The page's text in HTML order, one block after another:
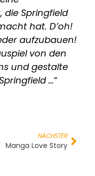
die Springfield
hat. D’oh!
aufzubauen!
von den
und gestalte
…“
NÄCHSTER
Manga Love Story